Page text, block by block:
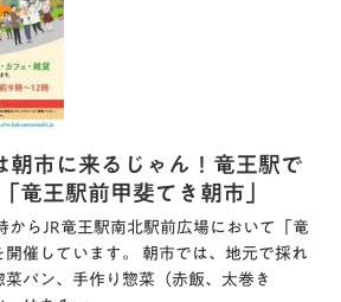
朝市に来るじゃん！竜王駅で
竜王駅前甲斐てき朝市」
からJR竜王駅南北駅前広場において「竜
催しています。 朝市では、地元で採れ
パン、手作り惣菜（赤飯、太巻き